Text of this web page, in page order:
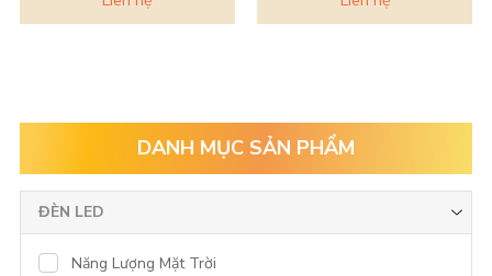
DANH MỤC SẢN PHẨM
ĐÈN LED
Năng Lượng Mặt Trời